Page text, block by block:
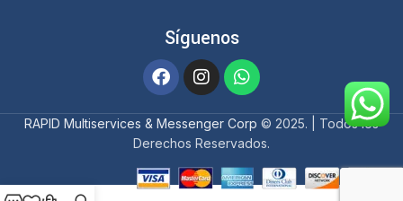
Síguenos
RAPID Multiservices & Messenger Corp © 2025. | Todos los
Derechos Reservados.